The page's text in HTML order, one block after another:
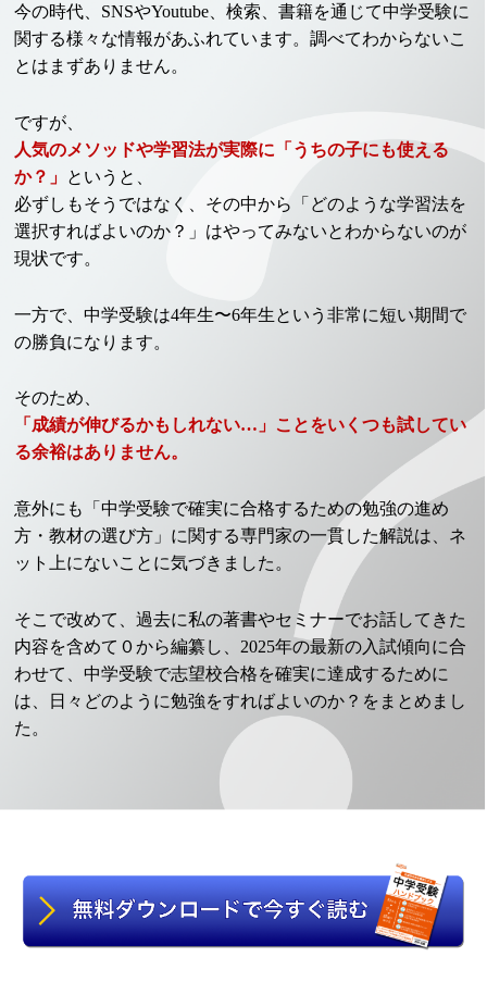
今の時代、SNSやYoutube、検索、書籍を通じて中学受験に
関する様々な情報があふれています。調べてわからないこ
とはまずありません。
ですが、
人気のメソッドや学習法が実際に「うちの子にも使える
か？」 というと、
必ずしもそうではなく、 その中から「どのような学習法を
選択すればよいのか？」はやってみないとわからないのが
現状です。
一方で、中学受験は4年生〜6年生という非常に短い期間で
の勝負になります。
そのため、
「成績が伸びるかもしれない…」ことをいくつも試してい
る余裕はありません。
意外にも「中学受験で確実に合格するための勉強の進め
方・教材の選び方」に関する専門家の一貫した解説は、ネ
ット上にないことに気づきました。
そこで改めて、過去に私の著書やセミナーでお話してきた
内容を含めて０から編纂し、2025年の最新の入試傾向に合
わせて、中学受験で志望校合格を確実に達成するために
は、日々どのように勉強をすればよいのか？をまとめまし
た。